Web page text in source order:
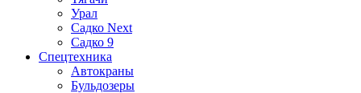
Урал
Садко Next
Садко 9
Спецтехника
Автокраны
Бульдозеры